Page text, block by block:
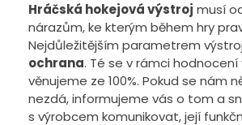
Hráčská hokejová výstroj musí
nárazům, ke kterým během hry
Nejdůležitějším parametrem
ochrana. Té se v rámci hodnocení
věnujeme ze 100%. Pokud se nám
nezdá, informujeme vás o tom a
s výrobcem komunikovat, její